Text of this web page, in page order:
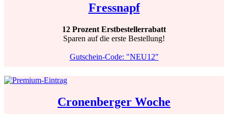
Fressnapf
12 Prozent Erstbestellerrabatt
Sparen auf die erste Bestellung!
Gutschein-Code: "NEU12"
Cronenberger Woche